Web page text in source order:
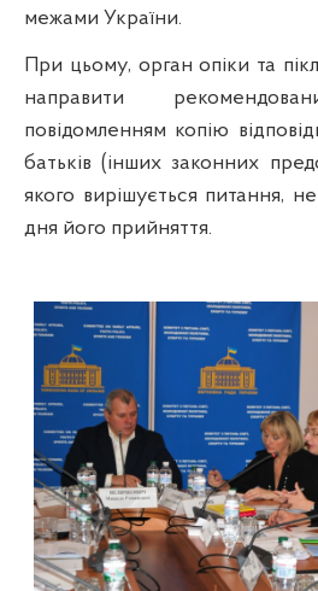
межами України.
При цьому, орган опіки та
направити
повідомленням копію
батьків (інших законних
якого вирішується питання,
дня його прийняття.